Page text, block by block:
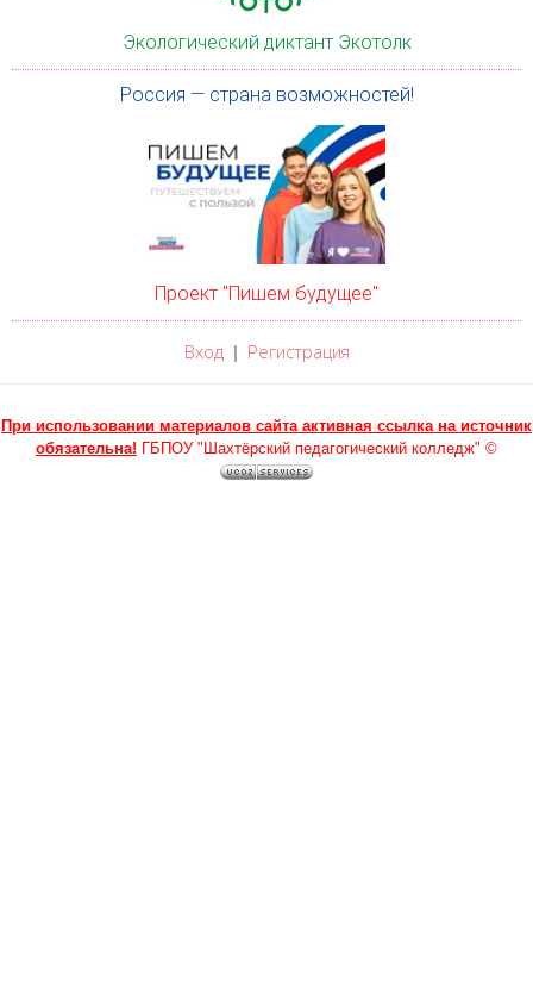
Экологический диктант Экотолк
Россия — страна возможностей!
Проект "Пишем будущее"
Вход| Регистрация
При использовании материалов сайта активная ссылка на источник
обязательна! ГБПОУ "Шахтёрский педагогический колледж" ©